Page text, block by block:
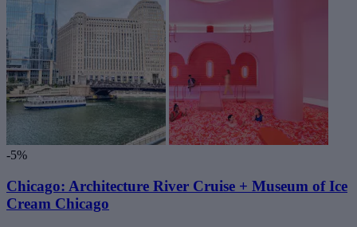
-5%
Chicago: Architecture River Cruise + Museum of Ice
Cream Chicago